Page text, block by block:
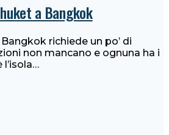
a Bangkok
richiede un po’ di
non mancano e ognuna ha i